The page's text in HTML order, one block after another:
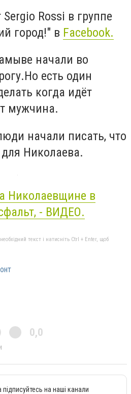
Rossi ‎в группе
город!" в Facebook.
начали во
есть один
когда идёт
мужчина.
начали писать, что
Николаева.
Николаевщине в
- ВИДЕО.
текст і натисніть Ctrl + Enter, щоб
0,0
на наші канали